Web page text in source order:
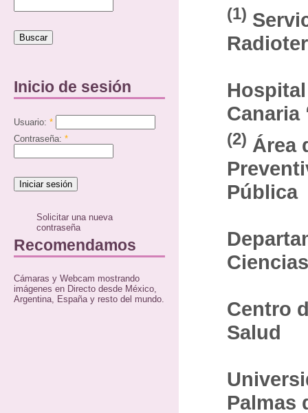
Inicio de sesión
Usuario: *
Contraseña: *
Solicitar una nueva
contraseña
Recomendamos
Cámaras y Webcam mostrando
imágenes en Directo desde México,
Argentina, España y resto del mundo.
(1)
Canaria
(2) Área
Pública
Centro
Salud
Palmas